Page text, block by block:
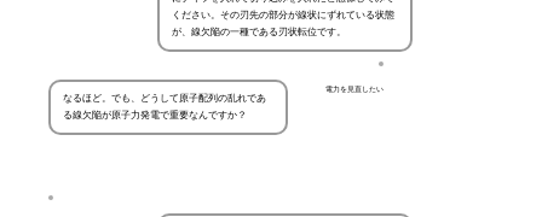
ください。その刃先の部分が線状にずれている状態
が、線欠陥の一種である刃状転位です。
電力を見直したい
なるほど。でも、どうして原子配列の乱れであ
る線欠陥が原子力発電で重要なんですか？